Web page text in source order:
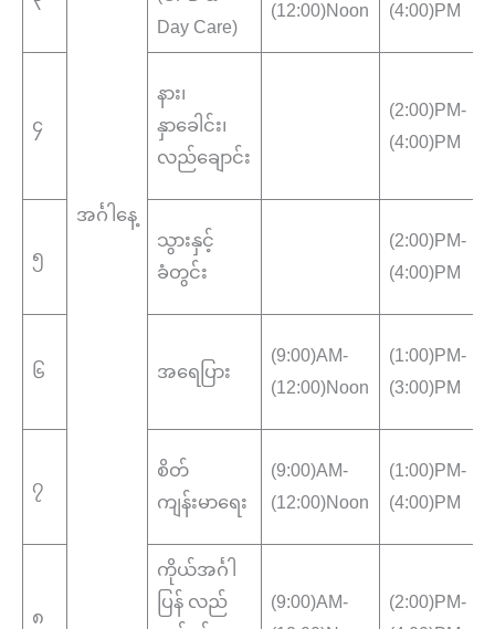
အင်္ဂါနေ့
Day Care)
(12:00)Noon
(4:00)PM
၄
နား၊
နှာခေါင်း၊
လည်ချောင်း
(2:00)PM-
(4:00)PM
၅
သွားနှင့်
ခံတွင်း
(2:00)PM-
(4:00)PM
၆ အရေပြား
(9:00)AM-
(12:00)Noon
(1:00)PM-
(3:00)PM
၇
စိတ်
ကျန်းမာရေး
(9:00)AM-
(12:00)Noon
(1:00)PM-
(4:00)PM
၈
ကိုယ်အင်္ဂါ
ပြန် လည်
(9:00)AM-
(2:00)PM-